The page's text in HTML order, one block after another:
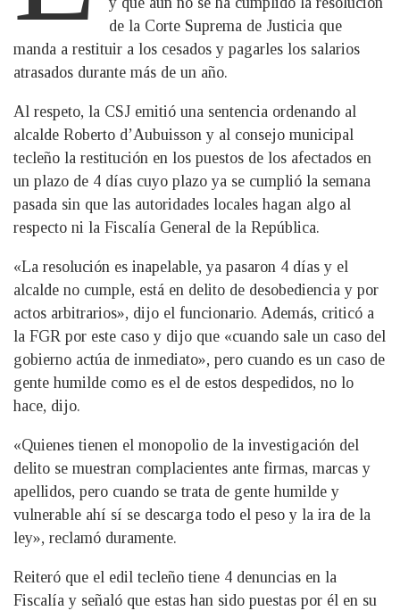
de la Corte Suprema de Justicia que
manda a restituir a los cesados y pagarles los salarios
atrasados durante más de un año.
Al respeto, la CSJ emitió una sentencia ordenando al
alcalde Roberto d’Aubuisson y al consejo municipal
tecleño la restitución en los puestos de los afectados en
un plazo de 4 días cuyo plazo ya se cumplió la semana
pasada sin que las autoridades locales hagan algo al
respecto ni la Fiscalía General de la República.
«La resolución es inapelable, ya pasaron 4 días y el
alcalde no cumple, está en delito de desobediencia y por
actos arbitrarios», dijo el funcionario. Además, criticó a
la FGR por este caso y dijo que «cuando sale un caso del
gobierno actúa de inmediato», pero cuando es un caso de
gente humilde como es el de estos despedidos, no lo
hace, dijo.
«Quienes tienen el monopolio de la investigación del
delito se muestran complacientes ante firmas, marcas y
apellidos, pero cuando se trata de gente humilde y
vulnerable ahí sí se descarga todo el peso y la ira de la
ley», reclamó duramente.
Reiteró que el edil tecleño tiene 4 denuncias en la
Fiscalía y señaló que estas han sido puestas por él en su